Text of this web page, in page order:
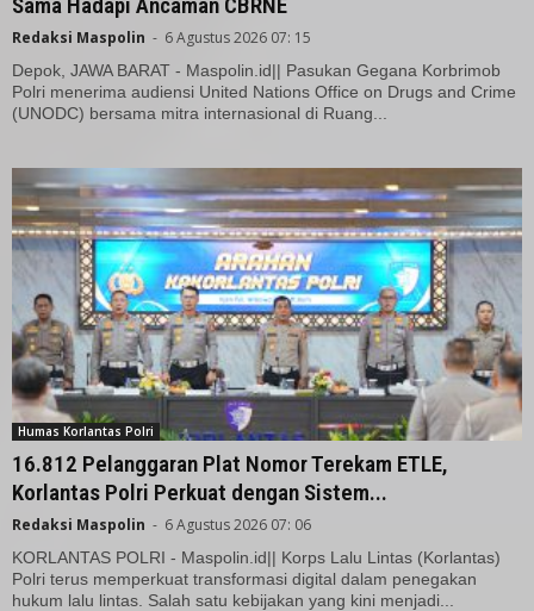
Sama Hadapi Ancaman CBRNE
Redaksi Maspolin - 6 Agustus 2026 07: 15
Depok, JAWA BARAT - Maspolin.id|| Pasukan Gegana Korbrimob
Polri menerima audiensi United Nations Office on Drugs and Crime
(UNODC) bersama mitra internasional di Ruang...
Humas Korlantas Polri
16.812 Pelanggaran Plat Nomor Terekam ETLE,
Korlantas Polri Perkuat dengan Sistem...
Redaksi Maspolin - 6 Agustus 2026 07: 06
KORLANTAS POLRI - Maspolin.id|| Korps Lalu Lintas (Korlantas)
Polri terus memperkuat transformasi digital dalam penegakan
hukum lalu lintas. Salah satu kebijakan yang kini menjadi...